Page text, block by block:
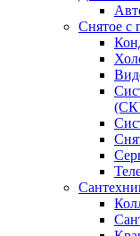
Снятое с